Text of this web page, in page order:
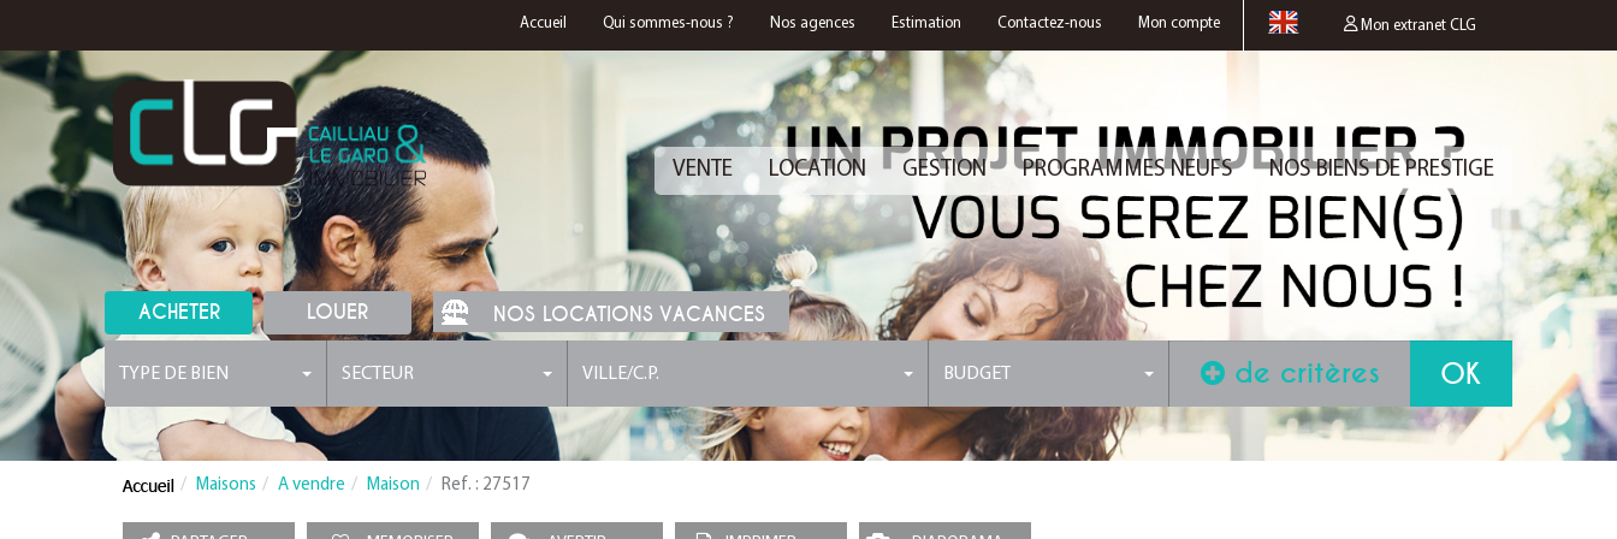
Mon extranet CLG
Accueil Qui sommes-nous ? Nos agences Estimation Contactez-nous Mon compte
VENTE LOCATION GESTION PROGRAMMES NEUFS NOS BIENS DE PRESTIGE
ACHETER LOUER NOS LOCATIONS VACANCES
TYPE DE BIEN SECTEUR VILLE/C.P. BUDGET de critères
Maisons A vendre Maison Ref. : 27517